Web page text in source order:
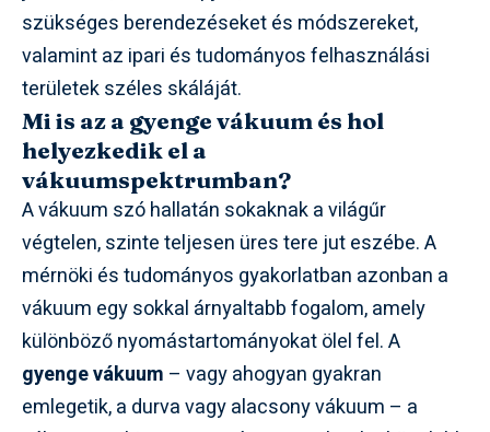
szükséges berendezéseket és módszereket,
valamint az ipari és tudományos felhasználási
területek széles skáláját.
Mi is az a gyenge vákuum és hol
helyezkedik el a
vákuumspektrumban?
A vákuum szó hallatán sokaknak a világűr
végtelen, szinte teljesen üres tere jut eszébe. A
mérnöki és tudományos gyakorlatban azonban a
vákuum egy sokkal árnyaltabb fogalom, amely
különböző nyomástartományokat ölel fel. A
gyenge vákuum – vagy ahogyan gyakran
emlegetik, a durva vagy alacsony vákuum – a